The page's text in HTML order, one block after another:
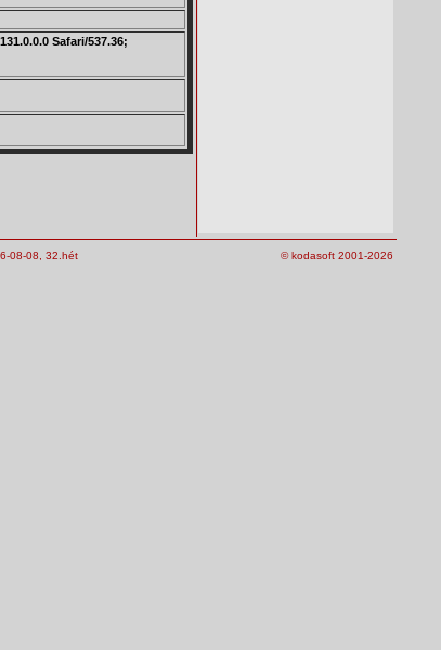
Safari/537.36;
08-08, 32.hét © kodasoft 2001-2026